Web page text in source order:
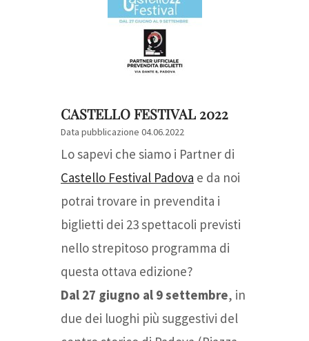
CASTELLO FESTIVAL 2022
Data pubblicazione 04.06.2022
Lo sapevi che siamo i Partner di
Castello Festival Padova e da noi
potrai trovare in prevendita i
biglietti dei 23 spettacoli previsti
nello strepitoso programma di
questa ottava edizione?
Dal 27 giugno al 9 settembre, in
due dei luoghi più suggestivi del